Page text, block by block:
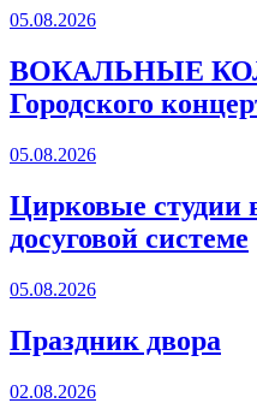
05.08.2026
ВОКАЛЬНЫЕ
Городского
05.08.2026
Цирковые студии
досуговой системе
05.08.2026
Праздник двора
02.08.2026